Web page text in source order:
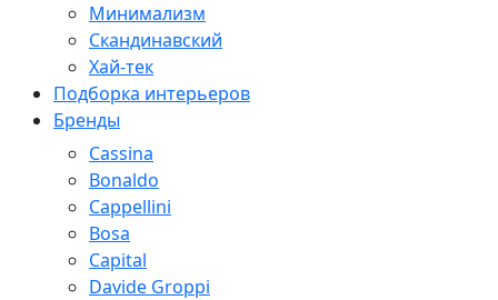
Минимализм
Скандинавский
Хай-тек
Подборка интерьеров
Бренды
Cassina
Bonaldo
Cappellini
Bosa
Capital
Davide Groppi